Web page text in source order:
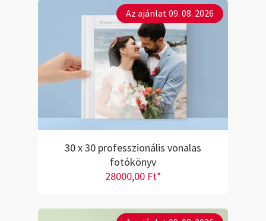
Az ajánlat 09. 08. 2026
30 x 30 professzionális vonalas
fotókönyv
28000,00 Ft*